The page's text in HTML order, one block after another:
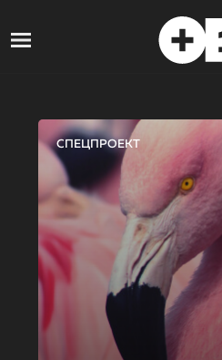
СПЕЦПРОЕКТ